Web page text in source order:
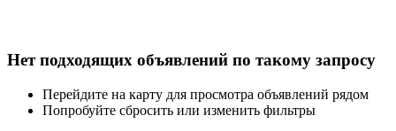
Нет подходящих объявлений по такому запросу
Перейдите на карту для просмотра объявлений рядом
Попробуйте сбросить или изменить фильтры